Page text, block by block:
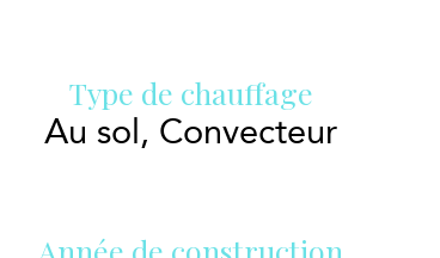
Type de chauffage
Au sol, Convecteur